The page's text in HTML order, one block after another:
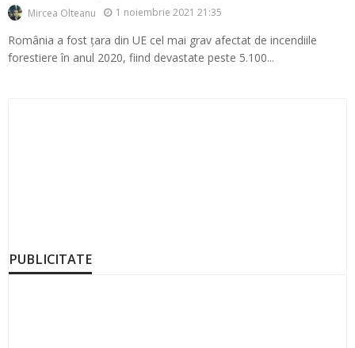
Mircea Olteanu 1 noiembrie 2021 21:35
România a fost țara din UE cel mai grav afectat de incendiile
forestiere în anul 2020, fiind devastate peste 5.100...
PUBLICITATE